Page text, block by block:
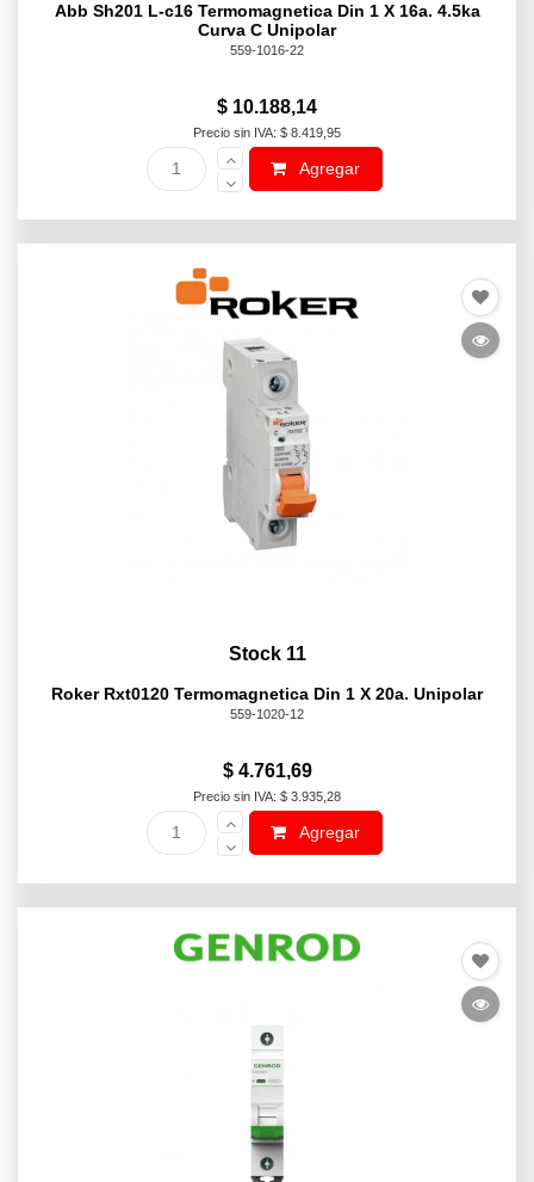
Abb Sh201 L-c16 Termomagnetica Din 1 X 16a. 4.5ka
Curva C Unipolar
559-1016-22
$ 10.188,14
Precio sin IVA: $ 8.419,95
Agregar
Stock 11
Roker Rxt0120 Termomagnetica Din 1 X 20a. Unipolar
559-1020-12
$ 4.761,69
Precio sin IVA: $ 3.935,28
Agregar